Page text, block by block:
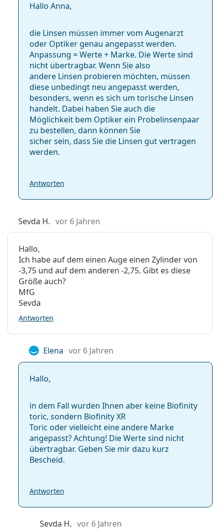
Hallo Anna,
die Linsen müssen immer vom Augenarzt
oder Optiker genau angepasst werden.
Anpassung = Werte + Marke. Die Werte sind
nicht übertragbar. Wenn Sie also
andere Linsen probieren möchten, müssen
diese unbedingt neu angepasst werden,
besonders, wenn es sich um torische Linsen
handelt. Dabei haben Sie auch die
Möglichkeit bem Optiker ein Probelinsenpaar
zu bestellen, dann können Sie
sicher sein, dass Sie die Linsen gut vertragen
werden.
Antworten
Sevda H. vor 6 Jahren
Hallo,
Ich habe auf dem einen Auge einen Zylinder von
-3,75 und auf dem anderen -2,75. Gibt es diese
Größe auch?
MfG
Sevda
Antworten
Elena vor 6 Jahren
Hallo,
in dem Fall wurden Ihnen aber keine Biofinity
toric, sondern Biofinity XR
Toric oder vielleicht eine andere Marke
angepasst? Achtung! Die Werte sind nicht
übertragbar. Geben Sie mir dazu kurz
Bescheid.
Antworten
Sevda H. vor 6 Jahren